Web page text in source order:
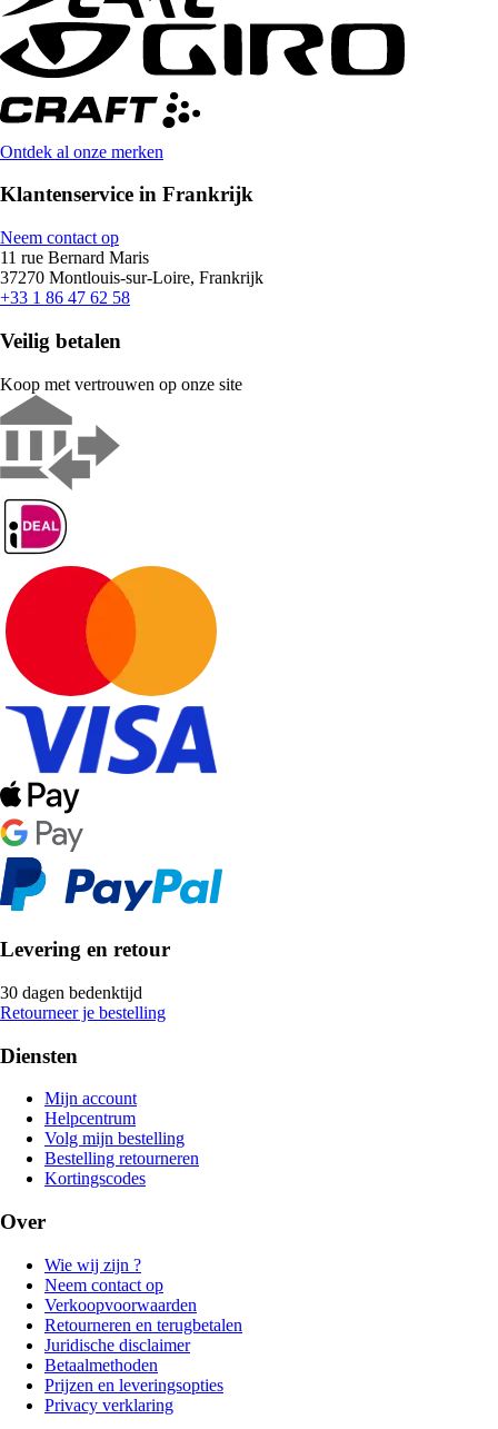
Ontdek al onze merken
Klantenservice in Frankrijk
Neem contact op
11 rue Bernard Maris
37270 Montlouis-sur-Loire, Frankrijk
+33 1 86 47 62 58
Veilig betalen
Koop met vertrouwen op onze site
Levering en retour
30 dagen bedenktijd
Retourneer je bestelling
Diensten
Mijn account
Helpcentrum
Volg mijn bestelling
Bestelling retourneren
Kortingscodes
Over
Wie wij zijn ?
Neem contact op
Verkoopvoorwaarden
Retourneren en terugbetalen
Juridische disclaimer
Betaalmethoden
Prijzen en leveringsopties
Privacy verklaring